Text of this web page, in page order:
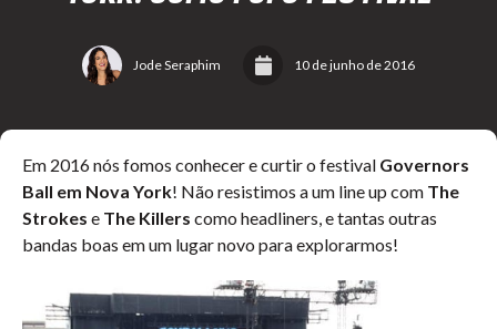
Jode Seraphim 10 de junho de 2016
Em 2016 nós fomos conhecer e curtir o festival Governors
Ball em Nova York! Não resistimos a um line up com The
Strokes e The Killers como headliners, e tantas outras
bandas boas em um lugar novo para explorarmos!